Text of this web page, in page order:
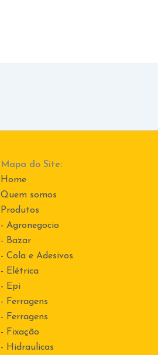
Mapa do Site:
Home
Quem somos
Produtos
- Agronegocio
- Bazar
- Cola e Adesivos
- Elétrica
- Epi
- Ferragens
- Ferragens
- Fixação
- Hidraulicas